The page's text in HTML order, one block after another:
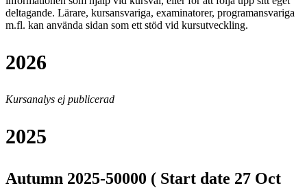
deltagande. Lärare, kursansvariga, examinatorer, programansvariga
m.fl. kan använda sidan som ett stöd vid kursutveckling.
2026
Kursanalys ej publicerad
2025
Autumn 2025-50000 ( Start date 27 Oct